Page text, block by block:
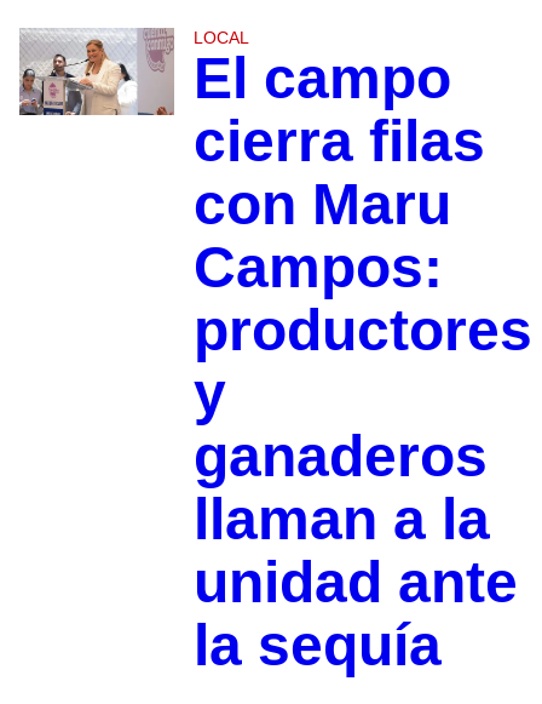
LOCAL
El campo
cierra filas
con Maru
Campos:
productores
y
ganaderos
llaman a la
unidad ante
la sequía